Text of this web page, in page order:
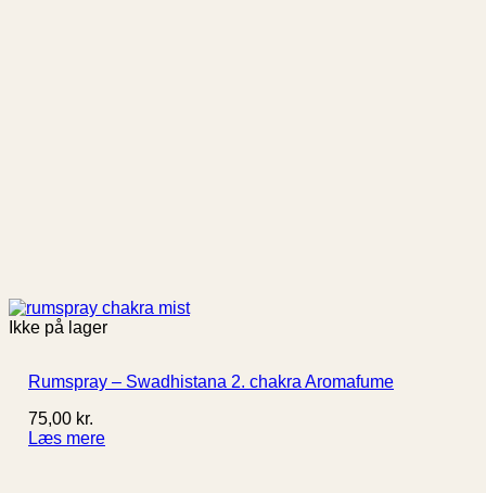
Ikke på lager
Rumspray – Swadhistana 2. chakra Aromafume
75,00 kr.
Læs mere